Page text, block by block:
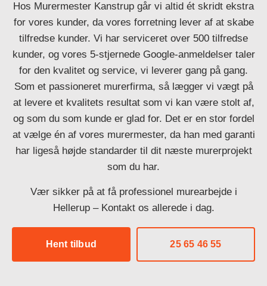
Hos Murermester Kanstrup går vi altid ét skridt ekstra
for vores kunder, da vores forretning lever af at skabe
tilfredse kunder. Vi har serviceret over 500 tilfredse
kunder, og vores 5-stjernede Google-anmeldelser taler
for den kvalitet og service, vi leverer gang på gang.
Som et passioneret murerfirma, så lægger vi vægt på
at levere et kvalitets resultat som vi kan være stolt af,
og som du som kunde er glad for. Det er en stor fordel
at vælge én af vores murermester, da han med garanti
har ligeså højde standarder til dit næste murerprojekt
som du har.
Vær sikker på at få professionel murearbejde i
Hellerup – Kontakt os allerede i dag.
Hent tilbud 25 65 46 55